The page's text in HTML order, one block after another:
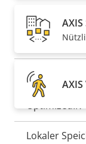
Remote-
Remote-
Integrierte
OptimizedIR
Lokaler